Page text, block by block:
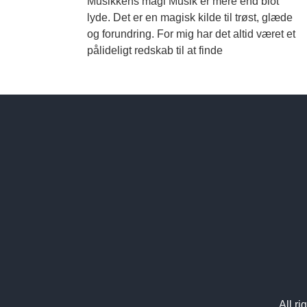
lyde. Det er en magisk kilde til trøst, glæde
og forundring. For mig har det altid været et
pålideligt redskab til at finde